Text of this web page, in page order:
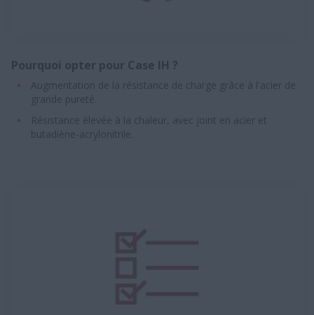
Pourquoi opter pour Case IH ?
Augmentation de la résistance de charge grâce à l'acier de
grande pureté.
Résistance élevée à la chaleur, avec joint en acier et
butadiène-acrylonitrile.